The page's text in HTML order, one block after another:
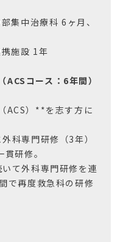
集中治療科 6ヶ月、
施設 1年
コース：6年間）
）**を志す方に
科専門研修（3年）
研修。
て外科専門研修を連
で再度救急科の研修